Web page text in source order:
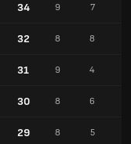
34 9 7
32 8 8
31 9 4
30 8 6
29 8 5